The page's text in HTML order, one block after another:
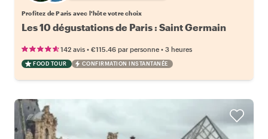
Profitez de Paris avec l'hôte votre choix
Les 10 dégustations de Paris : Saint Germain
142 avis • €115.46 par personne • 3 heures
FOOD TOUR CONFIRMATION INSTANTANÉE